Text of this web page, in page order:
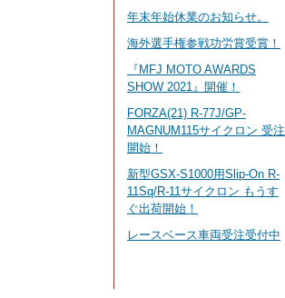
年末年始休業のお知らせ。
海外選手権参戦功労賞受賞！
『MFJ MOTO AWARDS
SHOW 2021』開催！
FORZA(21) R-77J/GP-
MAGNUM115サイクロン 受注
開始！
新型GSX-S1000用Slip-On R-
11Sq/R-11サイクロン もうす
ぐ出荷開始！
レースベース車両受注受付中